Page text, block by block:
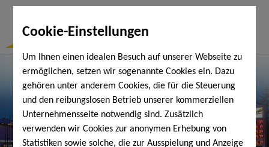
Cookie-Einstellungen
Um Ihnen einen idealen Besuch auf unserer Webseite zu
ermöglichen, setzen wir sogenannte Cookies ein. Dazu
gehören unter anderem Cookies, die für die Steuerung
und den reibungslosen Betrieb unserer kommerziellen
Unternehmensseite notwendig sind. Zusätzlich
verwenden wir Cookies zur anonymen Erhebung von
Statistiken sowie solche, die zur Ausspielung und Anzeige